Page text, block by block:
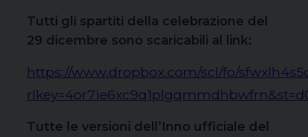
Tutti gli spartiti della celebrazione del
29 dicembre sono scaricabili al link:
https://www.dropbox.com/scl/fo/
Tutte le versioni dell’Inno ufficiale del